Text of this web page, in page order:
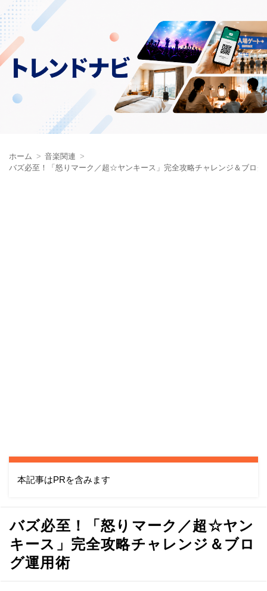
ホーム
音楽関連
バズ必至！「怒りマーク／超☆ヤンキース」完全攻略チャレンジ＆ブログ
本記事はPRを含みます
バズ必至！「怒りマーク／超☆ヤン
キース」完全攻略チャレンジ＆ブロ
グ運用術